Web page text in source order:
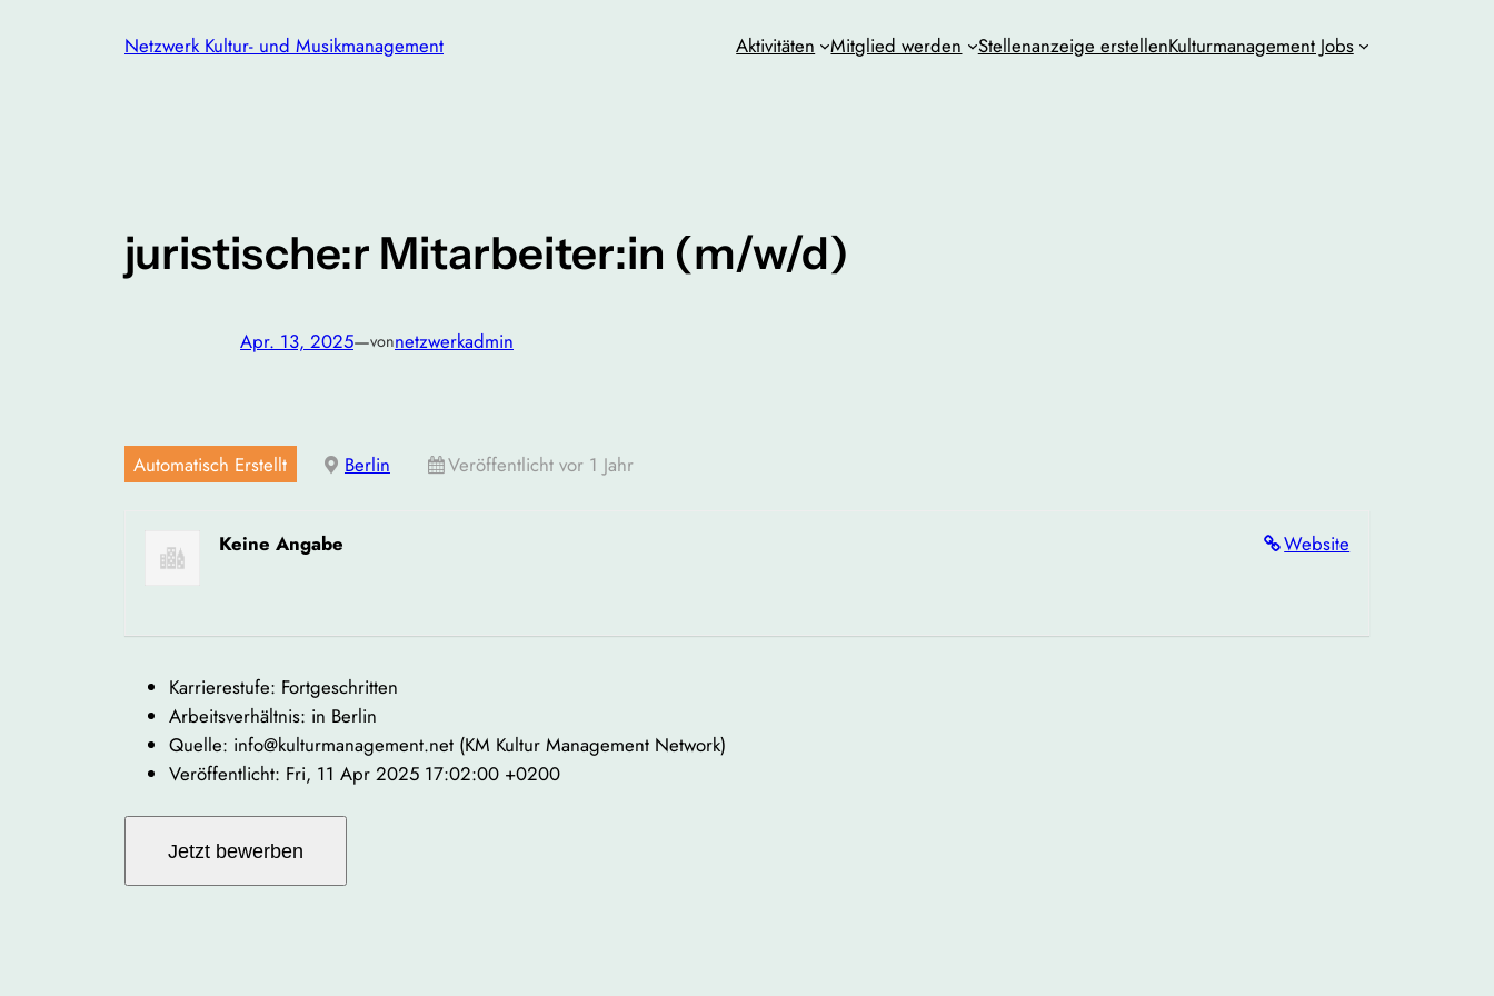
Netzwerk Kultur- und Musikmanagement Aktivitäten Mitglied werden Stellenanzeige erstellenKulturmanagement Jobs
juristische:r Mitarbeiter:in (m/w/d)
Apr. 13, 2025—vonnetzwerkadmin
Automatisch Erstellt Berlin Veröffentlicht vor 1 Jahr
Website
Keine Angabe
Karrierestufe: Fortgeschritten
Arbeitsverhältnis: in Berlin
Quelle: info@kulturmanagement.net (KM Kultur Management Network)
Veröffentlicht: Fri, 11 Apr 2025 17:02:00 +0200